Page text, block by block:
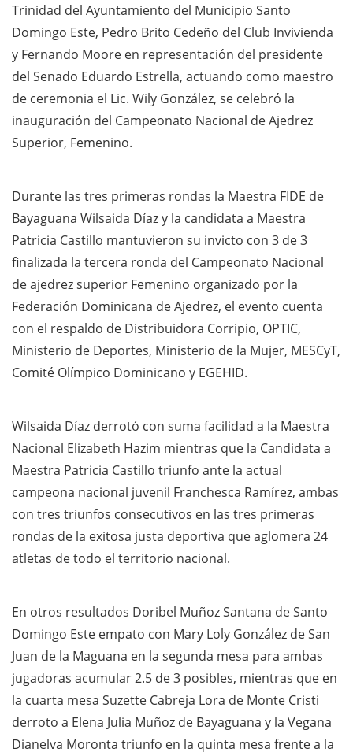
Trinidad del Ayuntamiento del Municipio Santo
Domingo Este, Pedro Brito Cedeño del Club Invivienda
y Fernando Moore en representación del presidente
del Senado Eduardo Estrella, actuando como maestro
de ceremonia el Lic. Wily González, se celebró la
inauguración del Campeonato Nacional de Ajedrez
Superior, Femenino.
Durante las tres primeras rondas la Maestra FIDE de
Bayaguana Wilsaida Díaz y la candidata a Maestra
Patricia Castillo mantuvieron su invicto con 3 de 3
finalizada la tercera ronda del Campeonato Nacional
de ajedrez superior Femenino organizado por la
Federación Dominicana de Ajedrez, el evento cuenta
con el respaldo de Distribuidora Corripio, OPTIC,
Ministerio de Deportes, Ministerio de la Mujer, MESCyT,
Comité Olímpico Dominicano y EGEHID.
Wilsaida Díaz derrotó con suma facilidad a la Maestra
Nacional Elizabeth Hazim mientras que la Candidata a
Maestra Patricia Castillo triunfo ante la actual
campeona nacional juvenil Franchesca Ramírez, ambas
con tres triunfos consecutivos en las tres primeras
rondas de la exitosa justa deportiva que aglomera 24
atletas de todo el territorio nacional.
En otros resultados Doribel Muñoz Santana de Santo
Domingo Este empato con Mary Loly González de San
Juan de la Maguana en la segunda mesa para ambas
jugadoras acumular 2.5 de 3 posibles, mientras que en
la cuarta mesa Suzette Cabreja Lora de Monte Cristi
derroto a Elena Julia Muñoz de Bayaguana y la Vegana
Dianelva Moronta triunfo en la quinta mesa frente a la